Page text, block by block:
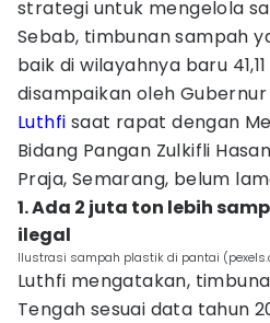
strategi untuk mengelola
Sebab, timbunan sampah
baik di wilayahnya baru
disampaikan oleh
Luthfi saat rapat dengan
Bidang Pangan Zulkifli
Praja, Semarang, belum
1. Ada 2 juta ton lebih
ilegal
Ilustrasi sampah plastik di pantai
Luthfi mengatakan,
Tengah sesuai data tahun